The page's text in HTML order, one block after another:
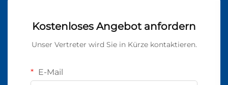
Kostenloses Angebot anfordern
Unser Vertreter wird Sie in Kürze kontaktieren.
E-Mail